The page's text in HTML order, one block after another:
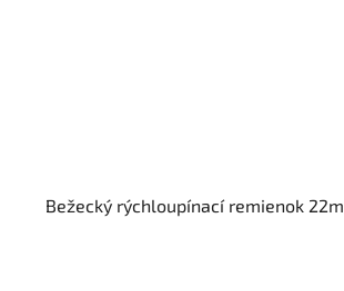
Bežecký rýchloupínací remienok